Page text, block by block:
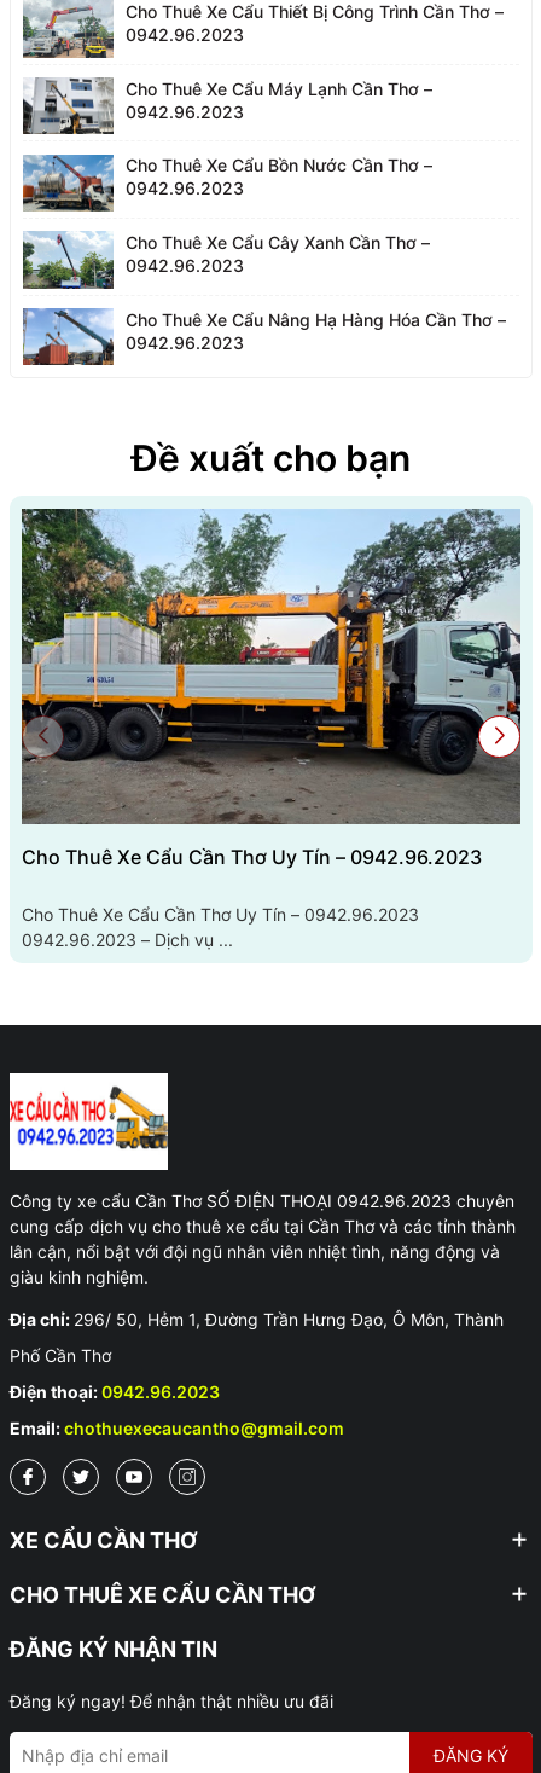
Cho Thuê Xe Cẩu Thiết Bị Công Trình Cần Thơ –
0942.96.2023
Cho Thuê Xe Cẩu Máy Lạnh Cần Thơ –
0942.96.2023
Cho Thuê Xe Cẩu Bồn Nước Cần Thơ –
0942.96.2023
Cho Thuê Xe Cẩu Cây Xanh Cần Thơ –
0942.96.2023
Cho Thuê Xe Cẩu Nâng Hạ Hàng Hóa Cần Thơ –
0942.96.2023
Đề xuất cho bạn
Cho Thuê Xe Cẩu Cần Thơ Uy Tín – 0942.96.2023
Cho Thuê Xe Cẩu Cần Thơ Uy Tín – 0942.96.2023
0942.96.2023 – Dịch vụ ...
Công ty xe cẩu Cần Thơ SỐ ĐIỆN THOẠI 0942.96.2023 chuyên
cung cấp dịch vụ cho thuê xe cẩu tại Cần Thơ và các tỉnh thành
lân cận, nổi bật với đội ngũ nhân viên nhiệt tình, năng động và
giàu kinh nghiệm.
Địa chỉ: 296/ 50, Hẻm 1, Đường Trần Hưng Đạo, Ô Môn, Thành
Phố Cần Thơ
Điện thoại:0942.96.2023
Email:chothuexecaucantho@gmail.com
XE CẨU CẦN THƠ
CHO THUÊ XE CẨU CẦN THƠ
ĐĂNG KÝ NHẬN TIN
Đăng ký ngay! Để nhận thật nhiều ưu đãi
ĐĂNG KÝ